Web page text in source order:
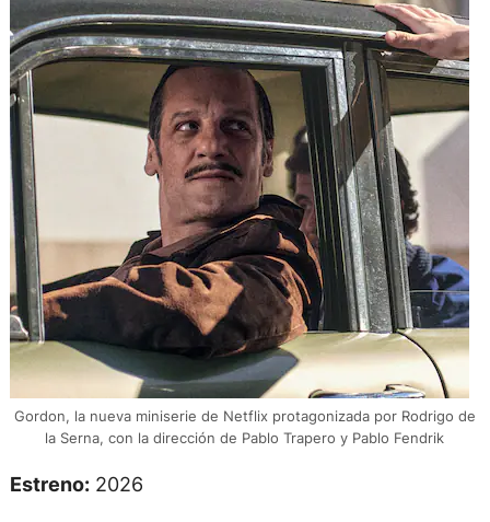
Gordon, la nueva miniserie de Netflix protagonizada por Rodrigo de
la Serna, con la dirección de Pablo Trapero y Pablo Fendrik
Estreno:2026